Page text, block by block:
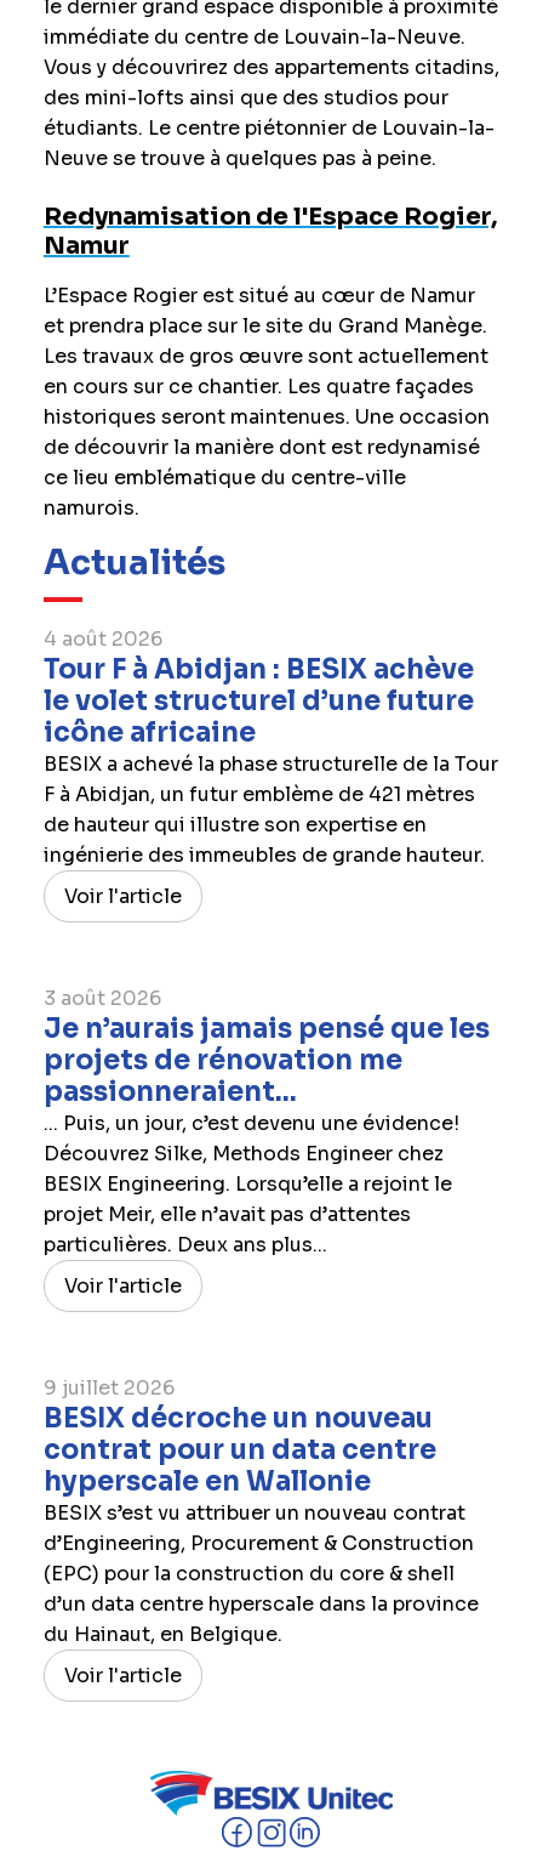
le dernier grand espace disponible à proximité
immédiate du centre de Louvain-la-Neuve.
Vous y découvrirez des appartements citadins,
des mini-lofts ainsi que des studios pour
étudiants. Le centre piétonnier de Louvain-la-
Neuve se trouve à quelques pas à peine.
Redynamisation de l'Espace Rogier,
Namur
L’Espace Rogier est situé au cœur de Namur
et prendra place sur le site du Grand Manège.
Les travaux de gros œuvre sont actuellement
en cours sur ce chantier. Les quatre façades
historiques seront maintenues. Une occasion
de découvrir la manière dont est redynamisé
ce lieu emblématique du centre-ville
namurois.
Actualités
4 août 2026
Tour F à Abidjan : BESIX achève
le volet structurel d’une future
icône africaine
BESIX a achevé la phase structurelle de la Tour
F à Abidjan, un futur emblème de 421 mètres
de hauteur qui illustre son expertise en
ingénierie des immeubles de grande hauteur.
Voir l'article
3 août 2026
Je n’aurais jamais pensé que les
projets de rénovation me
passionneraient...
... Puis, un jour, c’est devenu une évidence!
Découvrez Silke, Methods Engineer chez
BESIX Engineering. Lorsqu’elle a rejoint le
projet Meir, elle n’avait pas d’attentes
particulières. Deux ans plus...
Voir l'article
9 juillet 2026
BESIX décroche un nouveau
contrat pour un data centre
hyperscale en Wallonie
BESIX s’est vu attribuer un nouveau contrat
d’Engineering, Procurement & Construction
(EPC) pour la construction du core & shell
d’un data centre hyperscale dans la province
du Hainaut, en Belgique.
Voir l'article